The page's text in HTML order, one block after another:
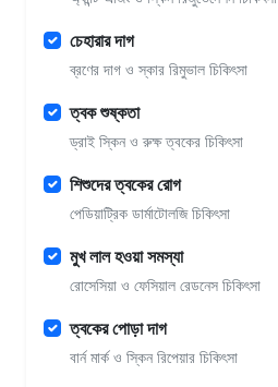
চেহারার দাগ
ব্রণের দাগ ও স্কার রিমুভাল চিকিৎসা
ত্বক শুষ্কতা
ড্রাই স্কিন ও রুক্ষ ত্বকের চিকিৎসা
শিশুদের ত্বকের রোগ
পেডিয়াট্রিক ডার্মাটোলজি চিকিৎসা
মুখ লাল হওয়া সমস্যা
রোসেসিয়া ও ফেসিয়াল রেডনেস চিকিৎসা
ত্বকের পোড়া দাগ
বার্ন মার্ক ও স্কিন রিপেয়ার চিকিৎসা